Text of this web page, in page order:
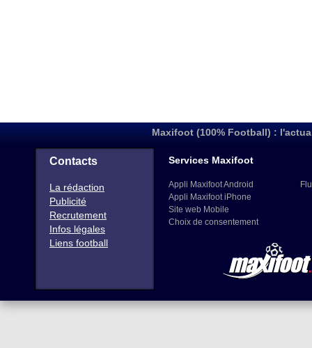
Maxifoot (100% Football) :
Contacts
La rédaction
Publicité
Recrutement
Infos légales
Liens football
Services Maxifoot
Appli Maxifoot Android
Appli Maxifoot iPhone
Site web Mobile
Choix de consentement